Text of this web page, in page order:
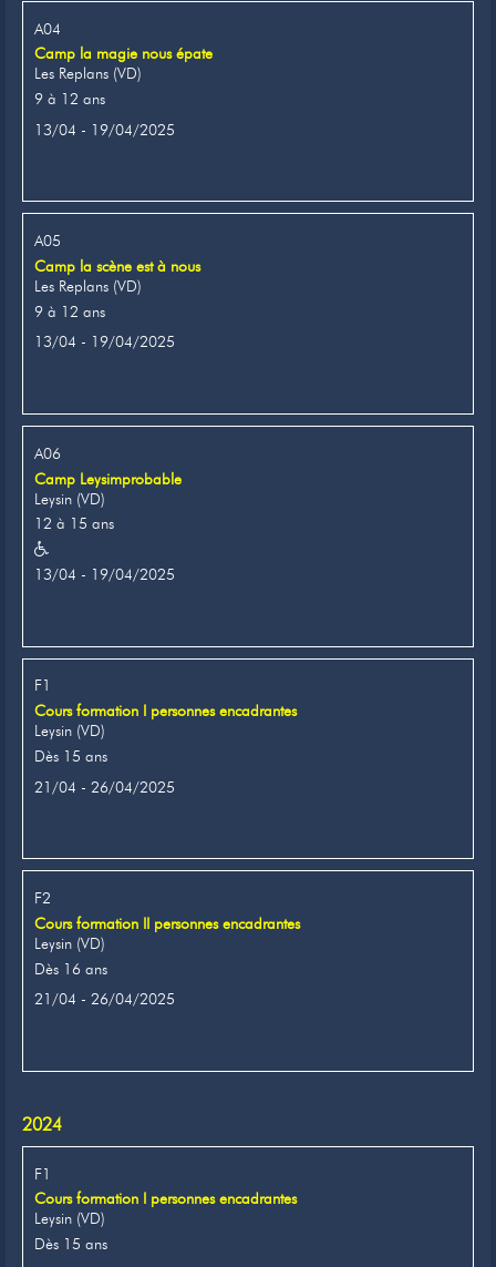
A04
Camp la magie nous épate
Les Replans (VD)
9 à 12 ans
13/04 - 19/04/2025
A05
Camp la scène est à nous
Les Replans (VD)
9 à 12 ans
13/04 - 19/04/2025
A06
Camp Leysimprobable
Leysin (VD)
12 à 15 ans
13/04 - 19/04/2025
F1
Cours formation I personnes encadrantes
Leysin (VD)
Dès 15 ans
21/04 - 26/04/2025
F2
Cours formation II personnes encadrantes
Leysin (VD)
Dès 16 ans
21/04 - 26/04/2025
2024
F1
Cours formation I personnes encadrantes
Leysin (VD)
Dès 15 ans